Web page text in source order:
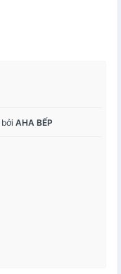
bởi AHA BẾP